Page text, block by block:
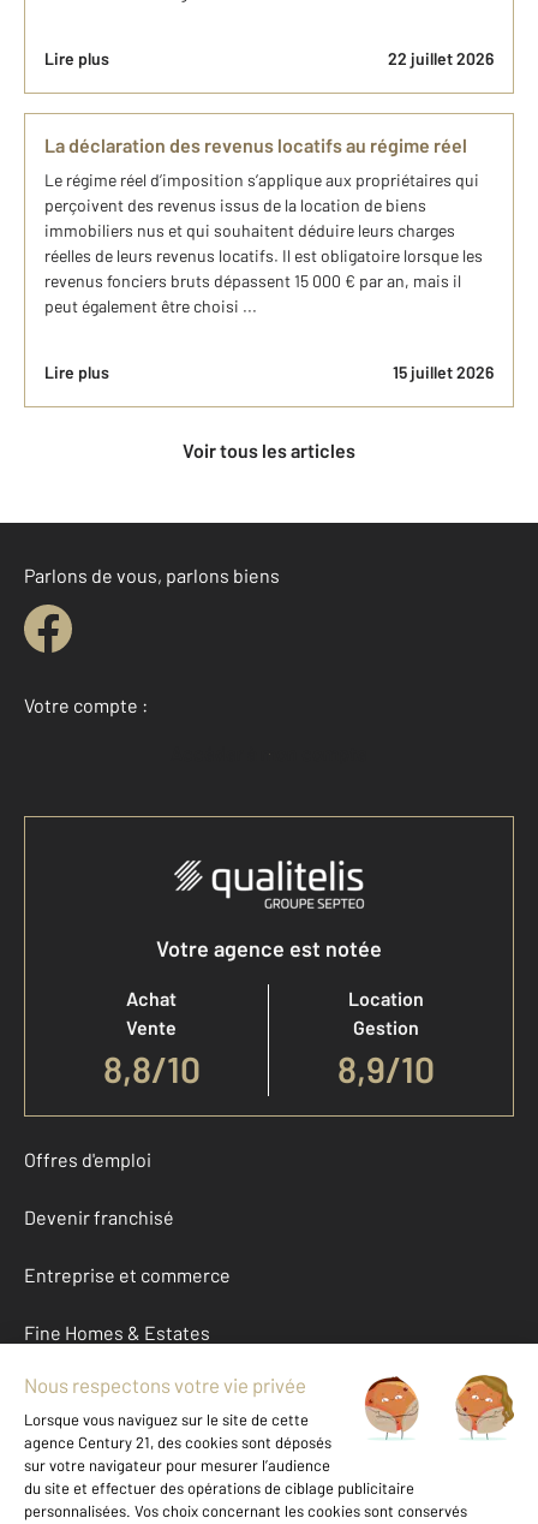
Lire plus 22 juillet 2026
La déclaration des revenus locatifs au régime réel
Le régime réel d’imposition s’applique aux propriétaires qui
perçoivent des revenus issus de la location de biens
immobiliers nus et qui souhaitent déduire leurs charges
réelles de leurs revenus locatifs. Il est obligatoire lorsque les
revenus fonciers bruts dépassent 15 000 € par an, mais il
peut également être choisi ...
Lire plus 15 juillet 2026
Voir tous les articles
Parlons de vous, parlons biens
Votre compte :
Accéder à mon compte
Votre agence est notée
Achat
Vente
8,8/10
Location
Gestion
8,9/10
Offres d'emploi
Devenir franchisé
Entreprise et commerce
Fine Homes & Estates
À propos
International
Nous contacter